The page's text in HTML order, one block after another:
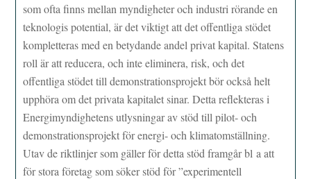
som ofta finns mellan myndigheter och industri rörande en
teknologis potential, är det viktigt att det offentliga stödet
kompletteras med en betydande andel privat kapital. Statens
roll är att reducera, och inte eliminera, risk, och det
offentliga stödet till demonstrationsprojekt bör också helt
upphöra om det privata kapitalet sinar. Detta reflekteras i
Energimyndighetens utlysningar av stöd till pilot- och
demonstrationsprojekt för energi- och klimatomställning.
Utav de riktlinjer som gäller för detta stöd framgår bl a att
för stora företag som söker stöd för ”experimentell